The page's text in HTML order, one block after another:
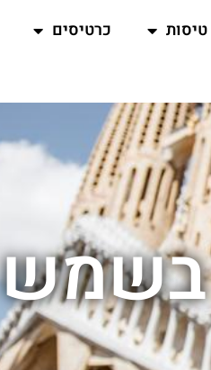
טיסות
כרטיסים
בשמש